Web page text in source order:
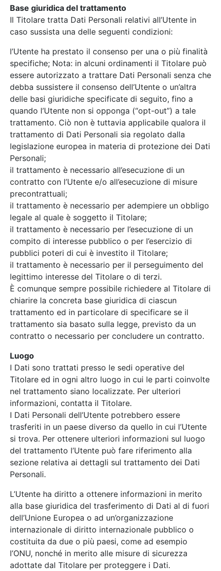
Base giuridica del trattamento
Il Titolare tratta Dati Personali relativi all’Utente in
caso sussista una delle seguenti condizioni:
l’Utente ha prestato il consenso per una o più finalità
specifiche; Nota: in alcuni ordinamenti il Titolare può
essere autorizzato a trattare Dati Personali senza che
debba sussistere il consenso dell’Utente o un’altra
delle basi giuridiche specificate di seguito, fino a
quando l’Utente non si opponga (“opt-out”) a tale
trattamento. Ciò non è tuttavia applicabile qualora il
trattamento di Dati Personali sia regolato dalla
legislazione europea in materia di protezione dei Dati
Personali;
il trattamento è necessario all’esecuzione di un
contratto con l’Utente e/o all’esecuzione di misure
precontrattuali;
il trattamento è necessario per adempiere un obbligo
legale al quale è soggetto il Titolare;
il trattamento è necessario per l’esecuzione di un
compito di interesse pubblico o per l’esercizio di
pubblici poteri di cui è investito il Titolare;
il trattamento è necessario per il perseguimento del
legittimo interesse del Titolare o di terzi.
È comunque sempre possibile richiedere al Titolare di
chiarire la concreta base giuridica di ciascun
trattamento ed in particolare di specificare se il
trattamento sia basato sulla legge, previsto da un
contratto o necessario per concludere un contratto.
Luogo
I Dati sono trattati presso le sedi operative del
Titolare ed in ogni altro luogo in cui le parti coinvolte
nel trattamento siano localizzate. Per ulteriori
informazioni, contatta il Titolare.
I Dati Personali dell’Utente potrebbero essere
trasferiti in un paese diverso da quello in cui l’Utente
si trova. Per ottenere ulteriori informazioni sul luogo
del trattamento l’Utente può fare riferimento alla
sezione relativa ai dettagli sul trattamento dei Dati
Personali.
L’Utente ha diritto a ottenere informazioni in merito
alla base giuridica del trasferimento di Dati al di fuori
dell’Unione Europea o ad un’organizzazione
internazionale di diritto internazionale pubblico o
costituita da due o più paesi, come ad esempio
l’ONU, nonché in merito alle misure di sicurezza
adottate dal Titolare per proteggere i Dati.